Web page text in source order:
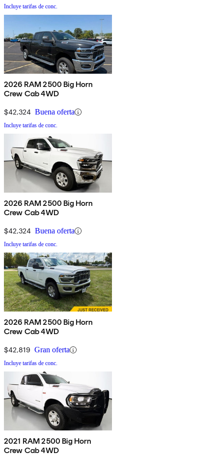
Incluye tarifas de conc.
2026 RAM 2500 Big Horn
Crew Cab 4WD
$42,324 Buena oferta
Incluye tarifas de conc.
2026 RAM 2500 Big Horn
Crew Cab 4WD
$42,324 Buena oferta
Incluye tarifas de conc.
2026 RAM 2500 Big Horn
Crew Cab 4WD
$42,819 Gran oferta
Incluye tarifas de conc.
2021 RAM 2500 Big Horn
Crew Cab 4WD